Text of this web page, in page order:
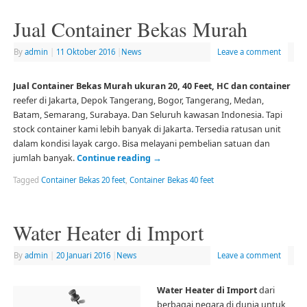
Jual Container Bekas Murah
By admin 11 Oktober 2016 News Leave a comment
Jual Container Bekas Murah ukuran 20, 40 Feet, HC dan container
reefer di Jakarta, Depok Tangerang, Bogor, Tangerang, Medan,
Batam, Semarang, Surabaya. Dan Seluruh kawasan Indonesia. Tapi
stock container kami lebih banyak di Jakarta. Tersedia ratusan unit
dalam kondisi layak cargo. Bisa melayani pembelian satuan dan
jumlah banyak.Continue reading →
Tagged Container Bekas 20 feet, Container Bekas 40 feet
Water Heater di Import
By admin 20 Januari 2016 News Leave a comment
Water Heater di Importdari
berbagai negara di dunia untuk